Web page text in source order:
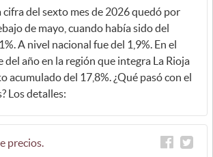
cifra del sexto mes de 2026 quedó por
de mayo, cuando había sido del
A nivel nacional fue del 1,9%. En el
del año en la región que integra La Rioja
acumulado del 17,8%. ¿Qué pasó con el
Los detalles:
precios.